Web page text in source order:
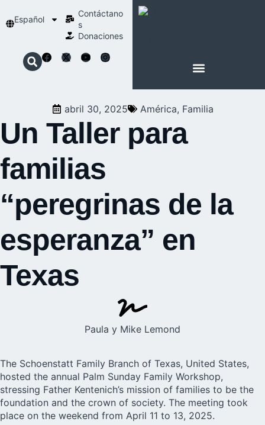
Español
Contáctano
s
Donaciones
abril 30, 2025 América, Familia
Un Taller para
familias
“peregrinas de la
esperanza” en
Texas
Paula y Mike Lemond
The Schoenstatt Family Branch of Texas, United States,
hosted the annual Palm Sunday Family Workshop,
stressing Father Kentenich’s mission of families to be the
foundation and the crown of society. The meeting took
place on the weekend from April 11 to 13, 2025.